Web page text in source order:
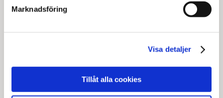
Marknadsföring
Visa detaljer
Tillåt alla cookies
Box 1062, 171 22 Solna